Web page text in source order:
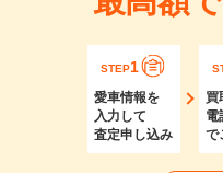
STEP1
愛車情報を
入力して
査定申し込み
買
電
で